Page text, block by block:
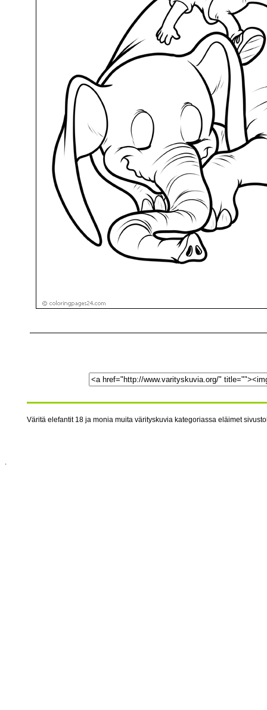
Väritä elefantit 18 ja monia muita värityskuvia kategoriassa eläimet
.